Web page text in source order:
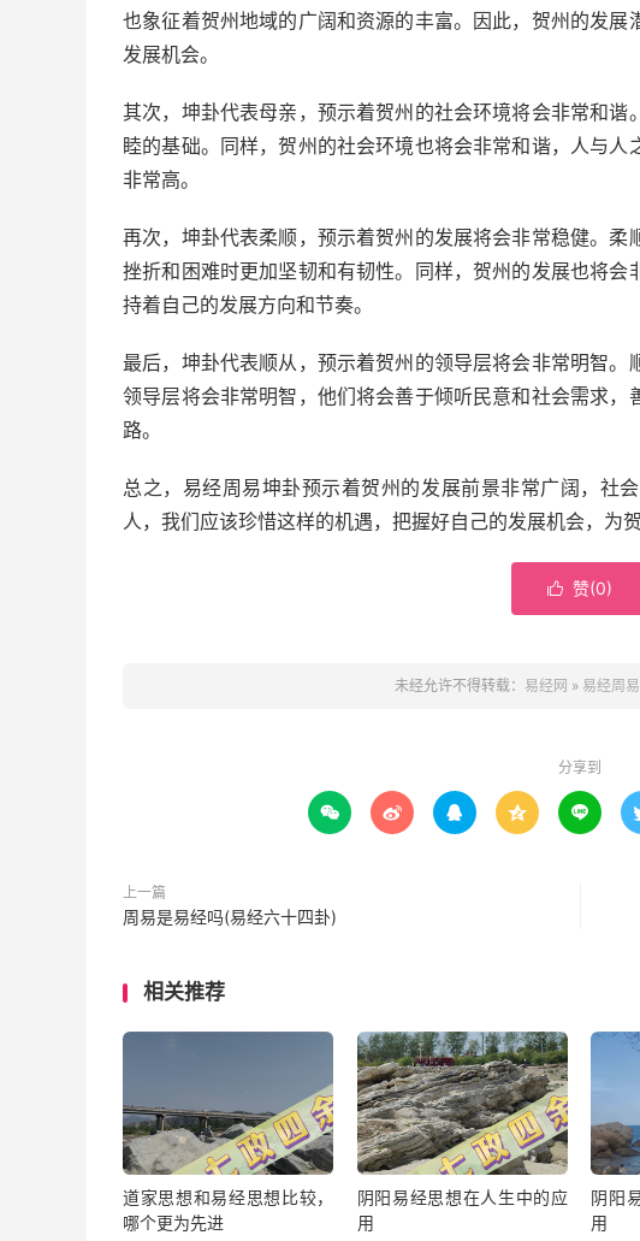
也象征着贺州地域的广阔和资源的丰富。因此，贺州的发
发展机会。
其次，坤卦代表母亲，预示着贺州的社会环境将会非常和
睦的基础。同样，贺州的社会环境也将会非常和谐，人与
非常高。
再次，坤卦代表柔顺，预示着贺州的发展将会非常稳健。
挫折和困难时更加坚韧和有韧性。同样，贺州的发展也将
持着自己的发展方向和节奏。
最后，坤卦代表顺从，预示着贺州的领导层将会非常明智
领导层将会非常明智，他们将会善于倾听民意和社会需求
路。
总之，易经周易坤卦预示着贺州的发展前景非常广阔，社
人，我们应该珍惜这样的机遇，把握好自己的发展机会，为
 赞(0)
未经允许不得转载： 易经网 » 易经周
分享到
    
上一篇
周易是易经吗(易经六十四卦)
相关推荐
道家思想和易经思想比较，
哪个更为先进
阴阳易经思想在人生中的应
用
阴阳
用